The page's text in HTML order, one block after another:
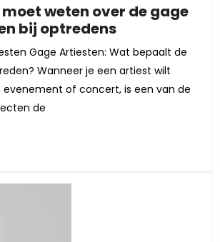
weten over de gage
bij optredensAlles
wat
je
moet
weten
Gage Artiesten: Wat bepaalt de
Wanneer je een artiest wilt
evenement of concert, is een van de
de